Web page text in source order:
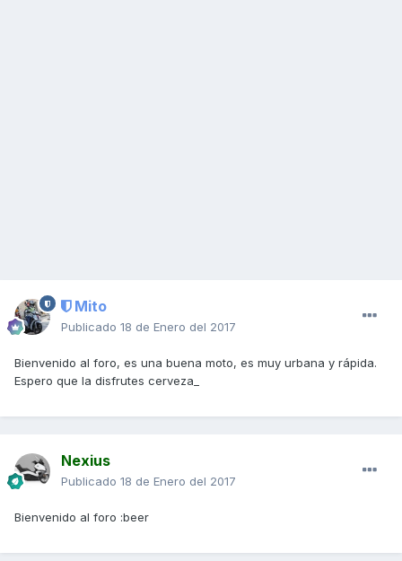
Mito
Publicado 18 de Enero del 2017
Bienvenido al foro, es una buena moto, es muy urbana y rápida.
Espero que la disfrutes cerveza_
Nexius
Publicado 18 de Enero del 2017
Bienvenido al foro :beer